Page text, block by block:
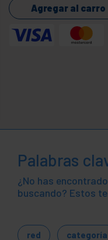
Agregar al carro
Palabras
¿No has
buscando? Estos
red categoría